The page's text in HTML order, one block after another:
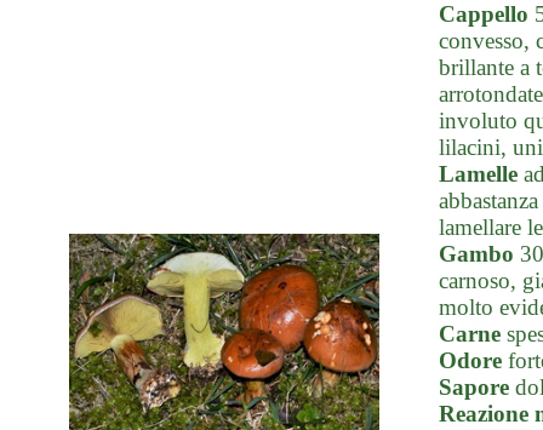
Cappello
convesso,
brillante a
involuto
lilacini,
Lamelle
lamellare
Gambo
carnoso,
molto
Carne
Odore
Sapore
Reazione